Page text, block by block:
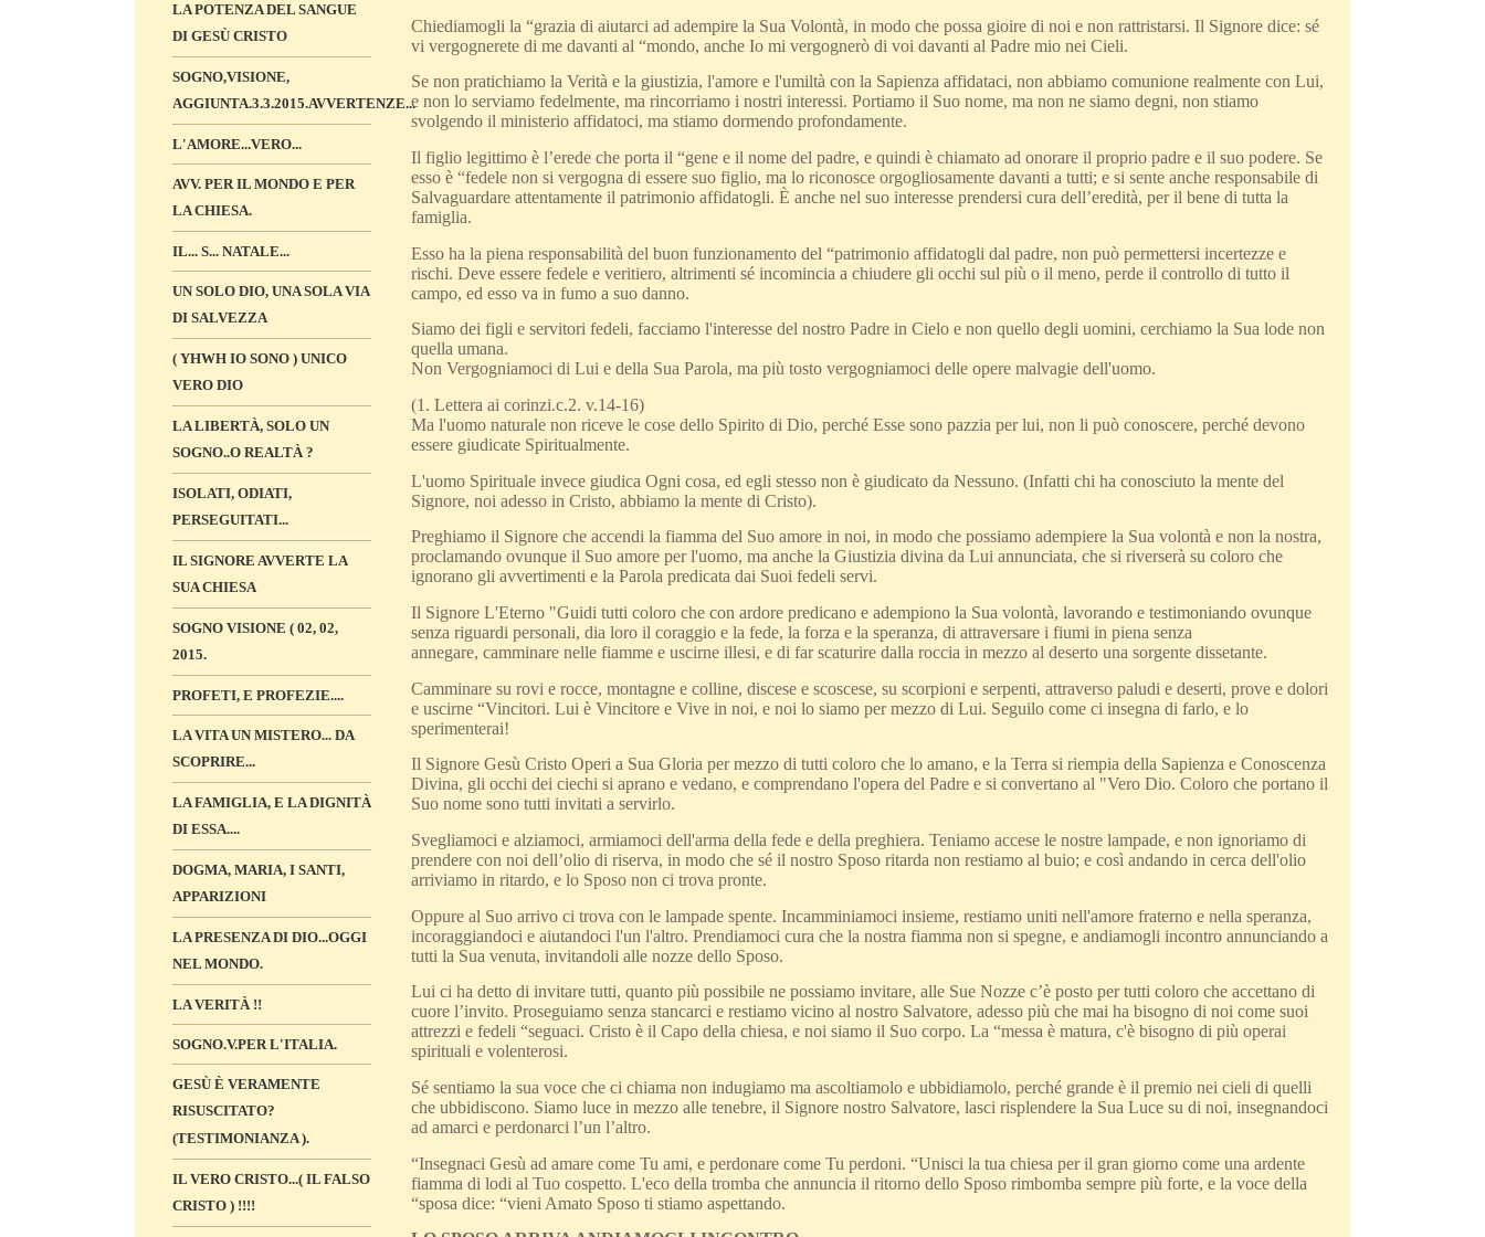
LA POTENZA DEL SANGUE
DI GESÙ CRISTO
SOGNO,VISIONE,
AGGIUNTA.3.3.2015.AVVERTENZE...
L'AMORE...VERO...
AVV. PER IL MONDO E PER
LA CHIESA.
IL... S... NATALE...
UN SOLO DIO, UNA SOLA VIA
DI SALVEZZA
( YHWH IO SONO ) UNICO
VERO DIO
LA LIBERTÀ, SOLO UN
SOGNO..O REALTÀ ?
ISOLATI, ODIATI,
PERSEGUITATI...
IL SIGNORE AVVERTE LA
SUA CHIESA
SOGNO VISIONE ( 02, 02,
2015.
PROFETI, E PROFEZIE....
LA VITA UN MISTERO... DA
SCOPRIRE...
LA FAMIGLIA, E LA DIGNITÀ
DI ESSA....
DOGMA, MARIA, I SANTI,
APPARIZIONI
LA PRESENZA DI DIO...OGGI
NEL MONDO.
LA VERITÀ !!
SOGNO.V.PER L'ITALIA.
GESÙ È VERAMENTE
RISUSCITATO?
(TESTIMONIANZA ).
IL VERO CRISTO...( IL FALSO
CRISTO ) !!!!
Chiediamogli la “grazia di aiutarci ad adempire la Sua Volontà, in modo che possa gioire di noi e non rattristarsi. Il Signore dice: sé
vi vergognerete di me davanti al “mondo, anche Io mi vergognerò di voi davanti al Padre mio nei Cieli.
Se non pratichiamo la Verità e la giustizia, l'amore e l'umiltà con la Sapienza affidataci, non abbiamo comunione realmente con Lui,
e non lo serviamo fedelmente, ma rincorriamo i nostri interessi. Portiamo il Suo nome, ma non ne siamo degni, non stiamo
svolgendo il ministerio affidatoci, ma stiamo dormendo profondamente.
Il figlio legittimo è l’erede che porta il “gene e il nome del padre, e quindi è chiamato ad onorare il proprio padre e il suo podere. Se
esso è “fedele non si vergogna di essere suo figlio, ma lo riconosce orgogliosamente davanti a tutti; e si sente anche responsabile di
Salvaguardare attentamente il patrimonio affidatogli. È anche nel suo interesse prendersi cura dell’eredità, per il bene di tutta la
famiglia.
Esso ha la piena responsabilità del buon funzionamento del “patrimonio affidatogli dal padre, non può permettersi incertezze e
rischi. Deve essere fedele e veritiero, altrimenti sé incomincia a chiudere gli occhi sul più o il meno, perde il controllo di tutto il
campo, ed esso va in fumo a suo danno.
Siamo dei figli e servitori fedeli, facciamo l'interesse del nostro Padre in Cielo e non quello degli uomini, cerchiamo la Sua lode non
quella umana.
Non Vergogniamoci di Lui e della Sua Parola, ma più tosto vergogniamoci delle opere malvagie dell'uomo.
(1. Lettera ai corinzi.c.2. v.14-16)
Ma l'uomo naturale non riceve le cose dello Spirito di Dio, perché Esse sono pazzia per lui, non li può conoscere, perché devono
essere giudicate Spiritualmente.
L'uomo Spirituale invece giudica Ogni cosa, ed egli stesso non è giudicato da Nessuno. (Infatti chi ha conosciuto la mente del
Signore, noi adesso in Cristo, abbiamo la mente di Cristo).
Preghiamo il Signore che accendi la fiamma del Suo amore in noi, in modo che possiamo adempiere la Sua volontà e non la nostra,
proclamando ovunque il Suo amore per l'uomo, ma anche la Giustizia divina da Lui annunciata, che si riverserà su coloro che
ignorano gli avvertimenti e la Parola predicata dai Suoi fedeli servi.
Il Signore L'Eterno "Guidi tutti coloro che con ardore predicano e adempiono la Sua volontà, lavorando e testimoniando ovunque
senza riguardi personali, dia loro il coraggio e la fede, la forza e la speranza, di attraversare i fiumi in piena senza
annegare, camminare nelle fiamme e uscirne illesi, e di far scaturire dalla roccia in mezzo al deserto una sorgente dissetante.
Camminare su rovi e rocce, montagne e colline, discese e scoscese, su scorpioni e serpenti, attraverso paludi e deserti, prove e dolori
e uscirne “Vincitori. Lui è Vincitore e Vive in noi, e noi lo siamo per mezzo di Lui. Seguilo come ci insegna di farlo, e lo
sperimenterai!
Il Signore Gesù Cristo Operi a Sua Gloria per mezzo di tutti coloro che lo amano, e la Terra si riempia della Sapienza e Conoscenza
Divina, gli occhi dei ciechi si aprano e vedano, e comprendano l'opera del Padre e si convertano al "Vero Dio. Coloro che portano il
Suo nome sono tutti invitati a servirlo.
Svegliamoci e alziamoci, armiamoci dell'arma della fede e della preghiera. Teniamo accese le nostre lampade, e non ignoriamo di
prendere con noi dell’olio di riserva, in modo che sé il nostro Sposo ritarda non restiamo al buio; e così andando in cerca dell'olio
arriviamo in ritardo, e lo Sposo non ci trova pronte.
Oppure al Suo arrivo ci trova con le lampade spente. Incamminiamoci insieme, restiamo uniti nell'amore fraterno e nella speranza,
incoraggiandoci e aiutandoci l'un l'altro. Prendiamoci cura che la nostra fiamma non si spegne, e andiamogli incontro annunciando a
tutti la Sua venuta, invitandoli alle nozze dello Sposo.
Lui ci ha detto di invitare tutti, quanto più possibile ne possiamo invitare, alle Sue Nozze c’è posto per tutti coloro che accettano di
cuore l’invito. Proseguiamo senza stancarci e restiamo vicino al nostro Salvatore, adesso più che mai ha bisogno di noi come suoi
attrezzi e fedeli “seguaci. Cristo è il Capo della chiesa, e noi siamo il Suo corpo. La “messa è matura, c'è bisogno di più operai
spirituali e volenterosi.
Sé sentiamo la sua voce che ci chiama non indugiamo ma ascoltiamolo e ubbidiamolo, perché grande è il premio nei cieli di quelli
che ubbidiscono. Siamo luce in mezzo alle tenebre, il Signore nostro Salvatore, lasci risplendere la Sua Luce su di noi, insegnandoci
ad amarci e perdonarci l’un l’altro.
“Insegnaci Gesù ad amare come Tu ami, e perdonare come Tu perdoni. “Unisci la tua chiesa per il gran giorno come una ardente
fiamma di lodi al Tuo cospetto. L'eco della tromba che annuncia il ritorno dello Sposo rimbomba sempre più forte, e la voce della
“sposa dice: “vieni Amato Sposo ti stiamo aspettando.